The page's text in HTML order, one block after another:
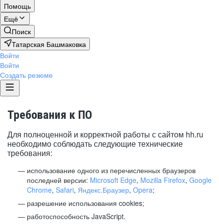
Помощь
Ещё
Поиск
Татарская Башмаковка
Войти
Войти
Создать резюме
Требования к ПО
Для полноценной и корректной работы с сайтом hh.ru
необходимо соблюдать следующие технические
требования:
использование одного из перечисленных браузеров
последней версии: Microsoft Edge, Mozilla Firefox, Google
Chrome, Safari, Яндекс.Браузер, Opera;
разрешение использования cookies;
работоспособность JavaScript.